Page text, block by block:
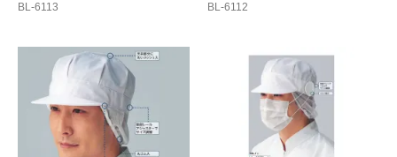
BL-6113 BL-6112